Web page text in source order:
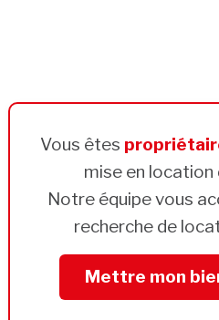
Vous êtes
mise en location
Notre équipe vous
recherche de
Mettre mon